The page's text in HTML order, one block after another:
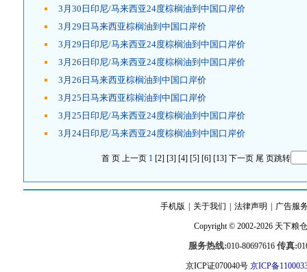
3月30日印尼/马来西亚24度棕榈油到中国口岸价
3月29日马来西亚棕榈油到中国口岸价
3月29日印尼/马来西亚24度棕榈油到中国口岸价
3月26日印尼/马来西亚24度棕榈油到中国口岸价
3月26日马来西亚棕榈油到中国口岸价
3月25日马来西亚棕榈油到中国口岸价
3月25日印尼/马来西亚24度棕榈油到中国口岸价
3月24日印尼/马来西亚24度棕榈油到中国口岸价
首 页 上一页 1 [2] [3] [4] [5] [6] [13] 下一页 尾 页跳转
手机版 关于我们 法律声明 广告服
Copyright © 2002-2026 天下粮仓
服务热线:010-80697616 传真:
京ICP证070040号 京ICP备